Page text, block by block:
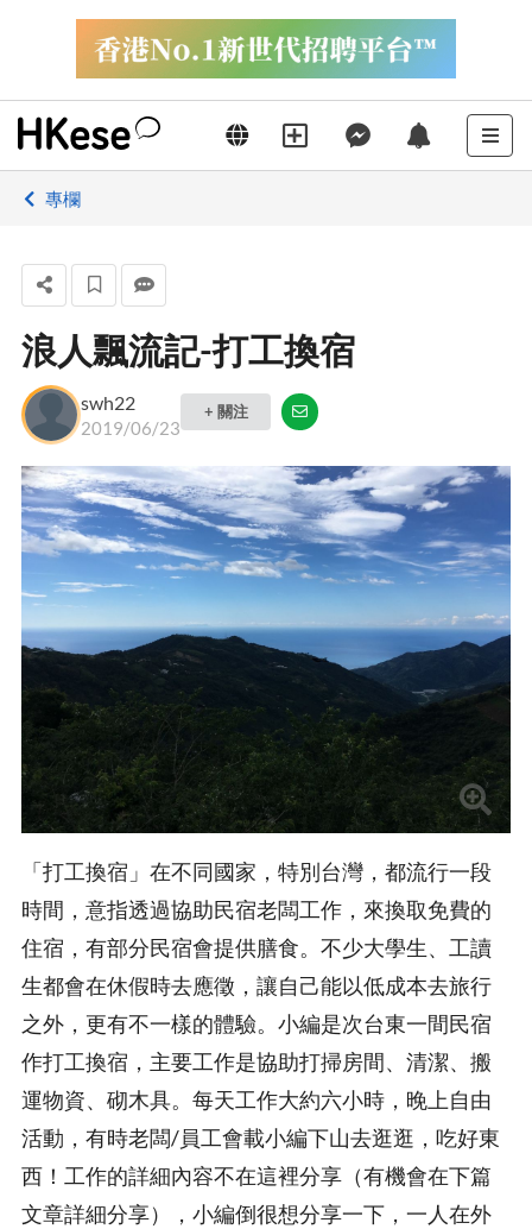
專欄
浪人飄流記-打工換宿
swh22
2019/06/23
+ 關注
「打工換宿」在不同國家，特別台灣，都流行一段
時間，意指透過協助民宿老闆工作，來換取免費的
住宿，有部分民宿會提供膳食。不少大學生、工讀
生都會在休假時去應徵，讓自己能以低成本去旅行
之外，更有不一樣的體驗。小編是次台東一間民宿
作打工換宿，主要工作是協助打掃房間、清潔、搬
運物資、砌木具。每天工作大約六小時，晚上自由
活動，有時老闆/員工會載小編下山去逛逛，吃好東
西！工作的詳細內容不在這裡分享（有機會在下篇
文章詳細分享），小編倒很想分享一下，一人在外